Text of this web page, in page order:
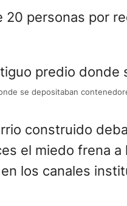
construido
el miedo frena a
los canales
latinoamericana
Estas
la comunidad.